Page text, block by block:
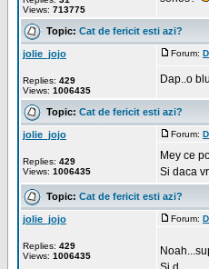
Views: 713775
Topic: Cat de fericit esti azi?
jolie_jojo
Replies: 429
Views: 1006435
Forum:
Dap..o
Topic: Cat de fericit esti azi?
jolie_jojo
Replies: 429
Views: 1006435
Forum:
Mey ce
Si daca
Topic: Cat de fericit esti azi?
jolie_jojo
Replies: 429
Views: 1006435
Forum: